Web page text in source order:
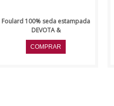
Foulard 100% seda estampada
DEVOTA &